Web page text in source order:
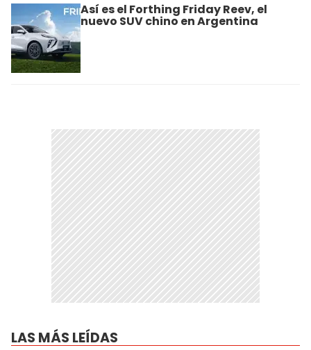
Así es el Forthing Friday Reev, el
nuevo SUV chino en Argentina
LAS MÁS LEÍDAS